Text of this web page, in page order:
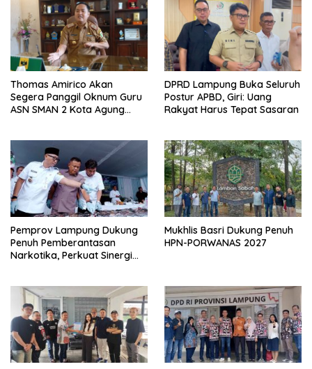
Thomas Amirico Akan
Segera Panggil Oknum Guru
ASN SMAN 2 Kota Agung
DPRD Lampung Buka Seluruh
Postur APBD, Giri: Uang
Rakyat Harus Tepat Sasaran
Pemprov Lampung Dukung
Penuh Pemberantasan
Narkotika, Perkuat Sinergi
Mukhlis Basri Dukung Penuh
HPN-PORWANAS 2027